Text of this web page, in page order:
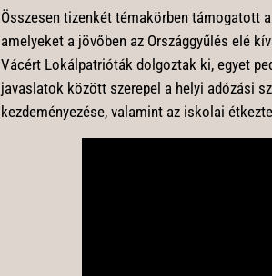
Összesen tizenkét témakörben támogatott
amelyeket a jövőben az Országgyűlés elé
Vácért Lokálpatrióták dolgoztak ki, egyet
javaslatok között szerepel a helyi adózási
kezdeményezése, valamint az iskolai